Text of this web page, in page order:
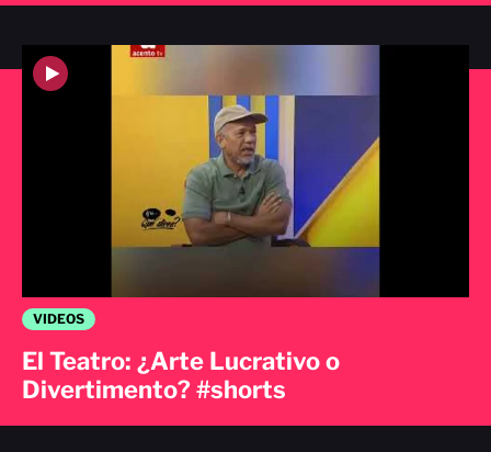
VIDEOS
El Teatro: ¿Arte Lucrativo o
Divertimento? #shorts